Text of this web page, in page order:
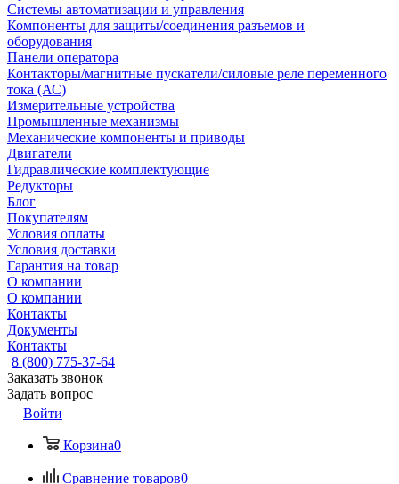
Системы автоматизации и управления
Компоненты для защиты/соединения разъемов и
оборудования
Панели оператора
Контакторы/магнитные пускатели/силовые реле переменного
тока (АС)
Измерительные устройства
Промышленные механизмы
Механические компоненты и приводы
Двигатели
Гидравлические комплектующие
Редукторы
Блог
Покупателям
Условия оплаты
Условия доставки
Гарантия на товар
О компании
О компании
Контакты
Документы
Контакты
8 (800) 775-37-64
Заказать звонок
Задать вопрос
Войти
Корзина0
Сравнение товаров0